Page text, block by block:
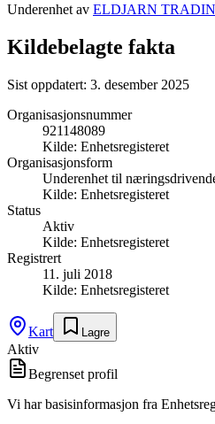
Underenhet av ELDJARN
Kildebelagte fakta
Sist oppdatert: 3. desember 2025
Organisasjonsnummer
921148089
Kilde: Enhetsregisteret
Organisasjonsform
Underenhet til
Kilde: Enhetsregisteret
Status
Aktiv
Kilde: Enhetsregisteret
Registrert
11. juli 2018
Kilde: Enhetsregisteret
Kart Lagre
Aktiv
Begrenset profil
Vi har basisinformasjon fra